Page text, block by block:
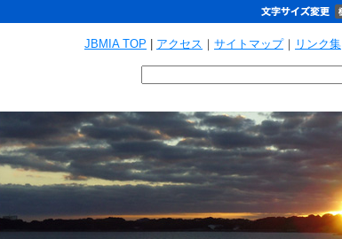
JBMIA TOP アクセス ｜ サイトマップ｜ リンク集